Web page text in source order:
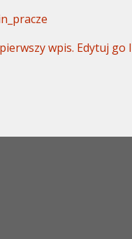
wpis. Edytuj go